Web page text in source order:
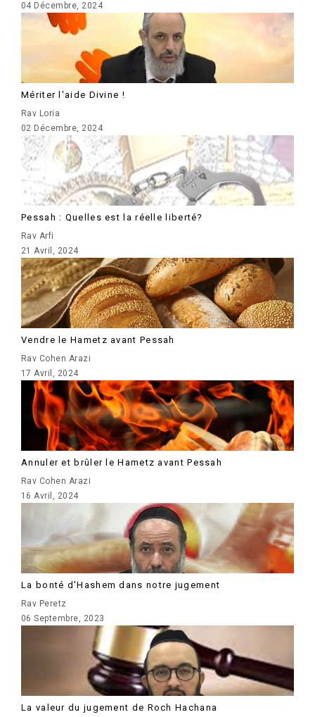
04 Décembre, 2024
Mériter l'aide Divine !
Rav Loria
02 Décembre, 2024
Pessah : Quelles est la réelle liberté?
Rav Arfi
21 Avril, 2024
Vendre le Hametz avant Pessah
Rav Cohen Arazi
17 Avril, 2024
Annuler et brûler le Hametz avant Pessah
Rav Cohen Arazi
16 Avril, 2024
La bonté d'Hashem dans notre jugement
Rav Peretz
06 Septembre, 2023
La valeur du jugement de Roch Hachana